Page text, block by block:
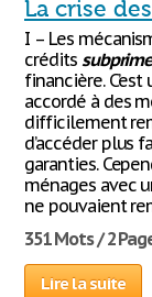
La crise
I – Les
crédits
financière.
accordé à des
difficilement
d’accéder plus
garanties.
ménages avec
ne pouvaient
351 Mots / 2
Lire la suite